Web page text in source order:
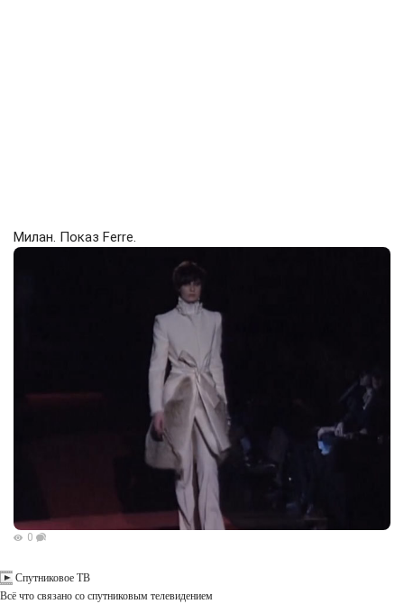
Милан. Показ Ferre.
0
Спутниковое ТВ
Всё что связано со спутниковым телевидением